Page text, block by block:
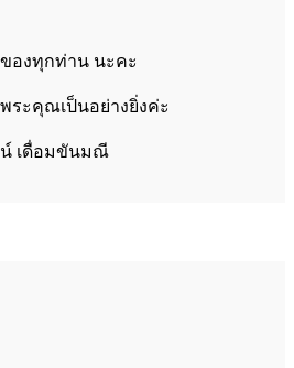
องทุกท่าน นะคะ
ระคุณเป็นอย่างยิ่งค่ะ
น์ เดื่อมขันมณี